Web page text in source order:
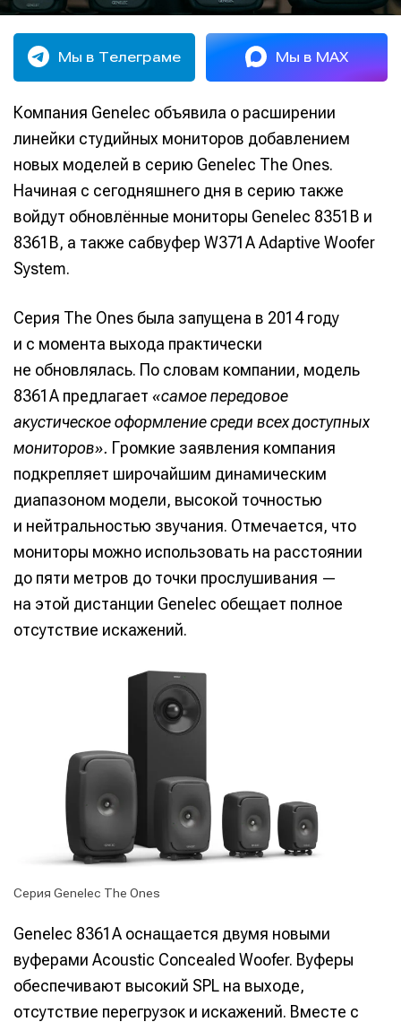
Мы в Телеграме Мы в MAX
Компания Genelec объявила о расширении
линейки студийных мониторов добавлением
новых моделей в серию Genelec The Ones.
Начиная с сегодняшнего дня в серию также
войдут обновлённые мониторы Genelec 8351B и
8361B, а также сабвуфер W371A Adaptive Woofer
System.
Серия The Ones была запущена в 2014 году
и с момента выхода практически
не обновлялась. По словам компании, модель
8361A предлагает «самое передовое
акустическое оформление среди всех доступных
мониторов». Громкие заявления компания
подкрепляет широчайшим динамическим
диапазоном модели, высокой точностью
и нейтральностью звучания. Отмечается, что
мониторы можно использовать на расстоянии
до пяти метров до точки прослушивания —
на этой дистанции Genelec обещает полное
отсутствие искажений.
Серия Genelec The Ones
Genelec 8361A оснащается двумя новыми
вуферами Acoustic Concealed Woofer. Вуферы
обеспечивают высокий SPL на выходе,
отсутствие перегрузок и искажений. Вместе с